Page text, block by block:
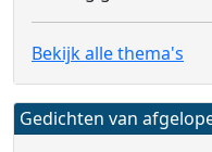
Bekijk alle thema's
Gedichten van